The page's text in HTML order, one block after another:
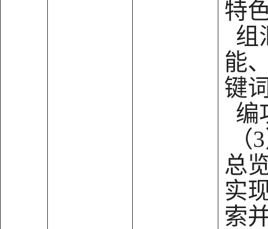
特
组
能
键
编
（
总
实
索